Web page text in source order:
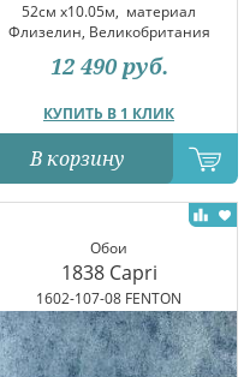
52см x10.05м, материал
Флизелин, Великобритания
КУПИТЬ В 1 КЛИК
12 490 руб.
В корзину
Обои
1838 Capri
1602-107-08 FENTON